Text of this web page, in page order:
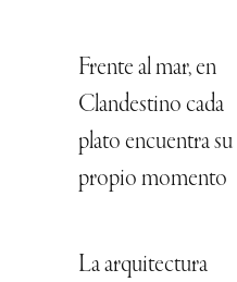
Frente al mar, en
Clandestino cada
plato encuentra su
propio momento
La arquitectura